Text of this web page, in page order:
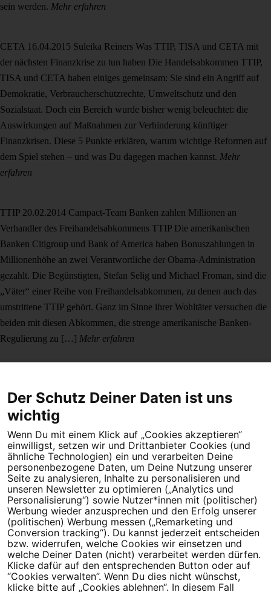
sein werden. Mehr erfahren
CETA 16.04.2015 Suleika Reiners Was TTIP, TISA und CETA mit
der nächsten Finanzkrise zu tun haben Die Handelsabkommen TTIP,
TISA und CETA haben einiges gemeinsam: Sie sind ein Angriff auf
Demokratie, Verbraucherschutzrechte, Umweltschutz und den
Sozialstaat. Doch ein Bereich wurde bisher wenig beleuchtet: die
Auswirkungen auf Maßnahmen zur Verhinderung künftiger
Finanzkrisen. Diese 5 Punkte erklären, warum wichtige Reformen auf
dem Spiel stehen – und was Du dagegen machen kannst. Mehr
erfahren
TTIP 20.02.2014 Campact-Team Banken zahlen Millionen an
Verhandler des Freihandelsabkommens TTIP Die amerikanischen
Banken Citigroup und Bank of America haben Bonuszahlungen in
Millionenhöhe an zwei Verantwortliche der Obama-Administration
gezahlt. Die Begünstigten, Stefan Selig und Michael Froman, sind die
„Väter“ einer Reihe von Freihandelsabkommen, zu denen auch das
umstrittene TTIP gehört. Ganz im Sinne ihrer Wohltäter versuchen die
beiden mit diesen Abkommen, die strenge amerikanische Banken-
Regulierung zu […] Mehr erfahren
Dein Engagement macht den Unterschied. Schließe Dich 4,5
Millionen Menschen an.
Newsletter bestellen
Campact e.V.
IBAN DE95 2‍5‍1‍2 0‍5‍1‍0 6‍9‍8‍0 0‍0‍0‍0 0‍0
SozialBank
Direkt online spenden
Der Schutz Deiner Daten ist uns
wichtig
Wenn Du mit einem Klick auf „Cookies akzeptieren“
einwilligst, setzen wir und Drittanbieter Cookies (und
ähnliche Technologien) ein und verarbeiten Deine
personenbezogene Daten, um Deine Nutzung unserer
Seite zu analysieren, Inhalte zu personalisieren und
unseren Newsletter zu optimieren („Analytics und
Personalisierung“) sowie Nutzer*innen mit (politischer)
Werbung wieder anzusprechen und den Erfolg unserer
(politischen) Werbung messen („Remarketing und
Conversion tracking“). Du kannst jederzeit entscheiden
bzw. widerrufen, welche Cookies wir einsetzen und
welche Deiner Daten (nicht) verarbeitet werden dürfen.
Klicke dafür auf den entsprechenden Button oder auf
“Cookies verwalten”. Wenn Du dies nicht wünschst,
klicke bitte auf „Cookies ablehnen“. In diesem Fall